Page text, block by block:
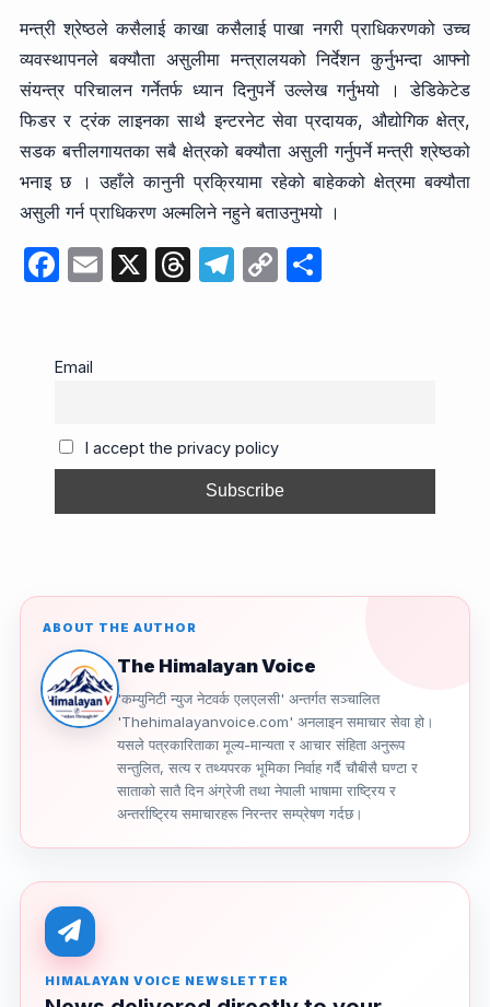
मन्त्री श्रेष्ठले कसैलाई काखा कसैलाई पाखा नगरी प्राधिकरणको उच्च
व्यवस्थापनले बक्यौता असुलीमा मन्त्रालयको निर्देशन कुर्नुभन्दा आफ्नो
संयन्त्र परिचालन गर्नेतर्फ ध्यान दिनुपर्ने उल्लेख गर्नुभयो । डेडिकेटेड
फिडर र ट्रंक लाइनका साथै इन्टरनेट सेवा प्रदायक, औद्योगिक क्षेत्र,
सडक बत्तीलगायतका सबै क्षेत्रको बक्यौता असुली गर्नुपर्ने मन्त्री श्रेष्ठको
भनाइ छ । उहाँले कानुनी प्रक्रियामा रहेको बाहेकको क्षेत्रमा बक्यौता
असुली गर्न प्राधिकरण अल्मलिने नहुने बताउनुभयो ।
F
e
o
o
k
E X T
s
T
m
C
n
k
S
Email
I accept the privacy policy
ABOUT THE AUTHOR
The Himalayan Voice
'कम्युनिटी न्युज नेटवर्क एलएलसी' अन्तर्गत सञ्चालित
'Thehimalayanvoice.com' अनलाइन समाचार सेवा हो।
यसले पत्रकारिताका मूल्य-मान्यता र आचार संहिता अनुरूप
सन्तुलित, सत्य र तथ्यपरक भूमिका निर्वाह गर्दै चौबीसै घण्टा र
साताको सातै दिन अंग्रेजी तथा नेपाली भाषामा राष्ट्रिय र
अन्तर्राष्ट्रिय समाचारहरू निरन्तर सम्प्रेषण गर्दछ।
HIMALAYAN VOICE NEWSLETTER